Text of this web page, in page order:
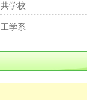
共学校
工学系